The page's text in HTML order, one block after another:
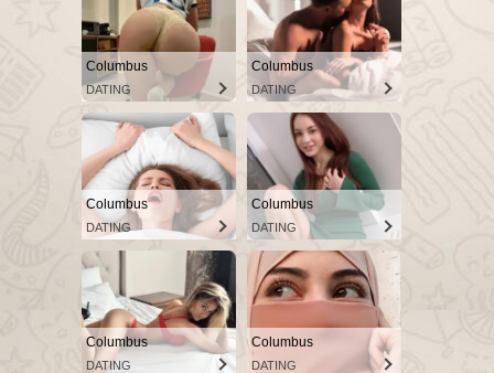
Columbus
DATING
Columbus
DATING
Columbus
DATING
Columbus
DATING
Columbus
DATING
Columbus
DATING